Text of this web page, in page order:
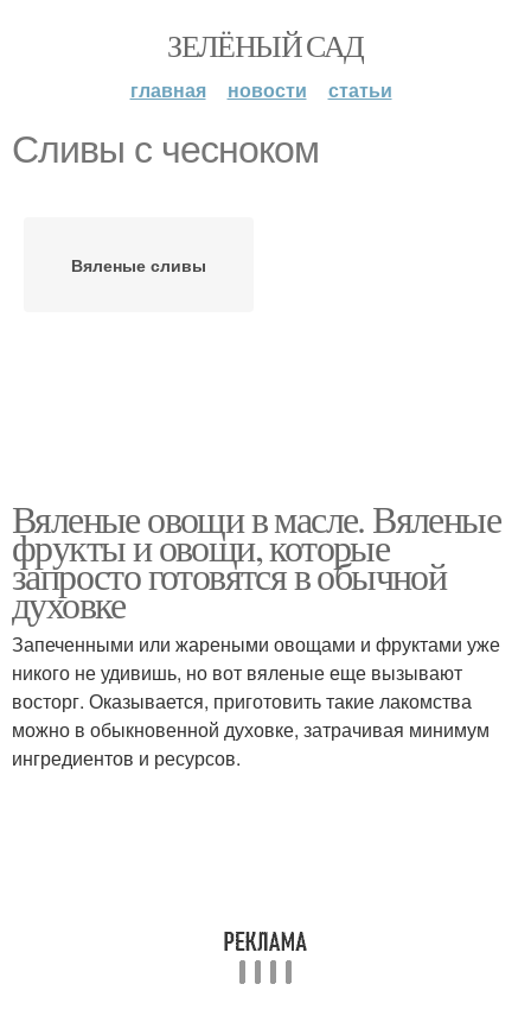
ЗЕЛЁНЫЙ САД
главная новости статьи
Сливы с чесноком
Вяленые сливы
Вяленые овощи в масле. Вяленые
фрукты и овощи, которые
запросто готовятся в обычной
духовке
Запеченными или жареными овощами и фруктами уже
никого не удивишь, но вот вяленые еще вызывают
восторг. Оказывается, приготовить такие лакомства
можно в обыкновенной духовке, затрачивая минимум
ингредиентов и ресурсов.